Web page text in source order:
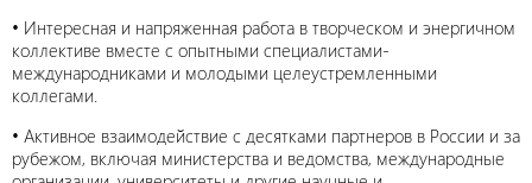
• Интересная и напряженная работа в творческом и энергичном
коллективе вместе с опытными специалистами-
международниками и молодыми целеустремленными
коллегами.
• Активное взаимодействие с десятками партнеров в России и за
рубежом, включая министерства и ведомства, международные